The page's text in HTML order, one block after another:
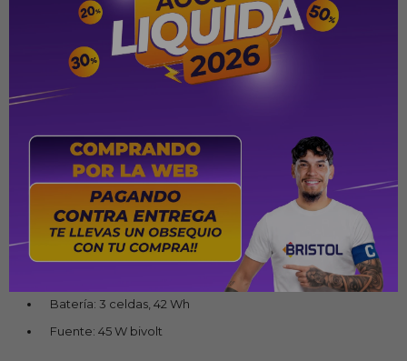
Procesador: Intel Celeron N4500 (2 núcleos, hasta 2.8
Memoria RAM: 4 GB DDR4 (soldada)
Almacenamiento: 128 GB eMMC
Sistema operativo: Windows 11 Home (modo S)
Puertos: HDMI, USB-A 3.2, USB-A 2.0, USB-C 3.2, lector
SD, jack 3,5 mm
Conectividad: Wi-Fi 6, Bluetooth 5.2
Cámara y audio: Webcam HD 720p con obturador +
Batería: 3 celdas, 42 Wh
Fuente: 45 W bivolt